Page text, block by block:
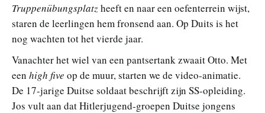
Truppenübungsplatzheeft en naar een oefenterrein wijst,
staren de leerlingen hem fronsend aan. Op Duits is het
nog wachten tot het vierde jaar.
Vanachter het wiel van een pantsertank zwaait Otto. Met
een high five op de muur, starten we de video-animatie.
De 17-jarige Duitse soldaat beschrijft zijn SS-opleiding.
Jos vult aan dat Hitlerjugend‑groepen Duitse jongens